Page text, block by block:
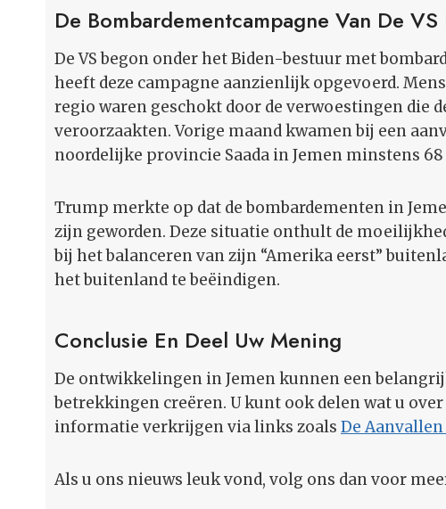
De Bombardementcampagne Van De
De VS begon onder het Biden-bestuur met
heeft deze campagne aanzienlijk opgevoerd.
regio waren geschokt door de verwoestingen die
veroorzaakten. Vorige maand kwamen bij een
noordelijke provincie Saada in Jemen minstens
Trump merkte op dat de bombardementen in
zijn geworden. Deze situatie onthult de
bij het balanceren van zijn “Amerika eerst”
het buitenland te beëindigen.
Conclusie En Deel Uw Mening
De ontwikkelingen in Jemen kunnen een
betrekkingen creëren. U kunt ook delen wat u
informatie verkrijgen via links zoals De Aanvallen
Als u ons nieuws leuk vond, volg ons dan voor